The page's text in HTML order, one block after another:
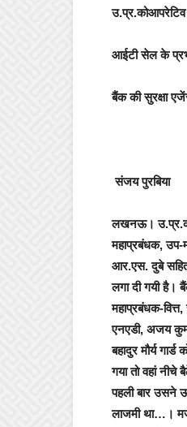
आईटी सेल के
बैंक की सुरक्षा
संजय पुरबिया
लखनऊ।
महाप्रबंधक, उप-
आर.एस. दुबे सहित
लगा दी गयी है।
महाप्रबंधक-
एनएडी, अजय
बहादुर मौर्य
गया तो वहां नीचे
पहली बार उसने
लाजमी था…।